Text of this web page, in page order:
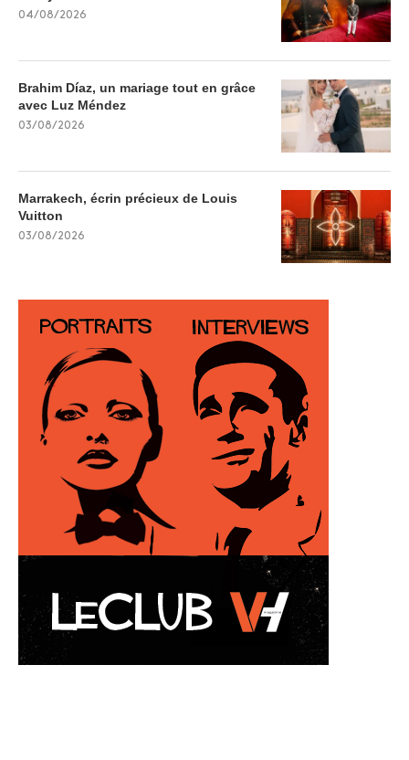
04/08/2026
Brahim Díaz, un mariage tout en grâce
avec Luz Méndez
03/08/2026
Marrakech, écrin précieux de Louis
Vuitton
03/08/2026